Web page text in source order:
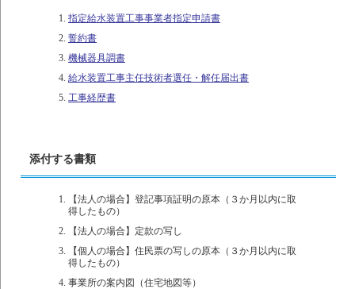
指定給水装置工事事業者指定申請書
誓約書
機械器具調書
給水装置工事主任技術者選任・解任届出書
工事経歴書
添付する書類
【法人の場合】登記事項証明の原本（３か月以内に取
得したもの）
【法人の場合】定款の写し
【個人の場合】住民票の写しの原本（３か月以内に取
得したもの）
事業所の案内図（住宅地図等）